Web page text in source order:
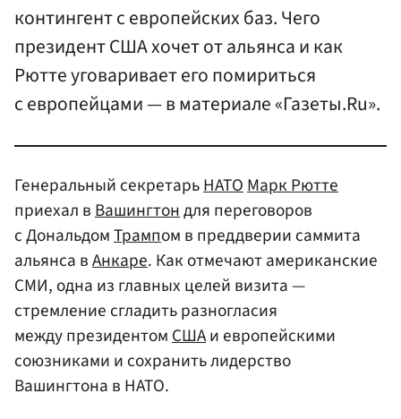
контингент с европейских баз. Чего
президент США хочет от альянса и как
Рютте уговаривает его помириться
с европейцами — в материале «Газеты.Ru».
Генеральный секретарьНАТО Марк Рютте
приехал в Вашингтондля переговоров
с ДональдомТрампом в преддверии саммита
альянса вАнкаре. Как отмечают американские
СМИ, одна из главных целей визита —
стремление сгладить разногласия
между президентом СШАи европейскими
союзниками и сохранить лидерство
Вашингтона в НАТО.